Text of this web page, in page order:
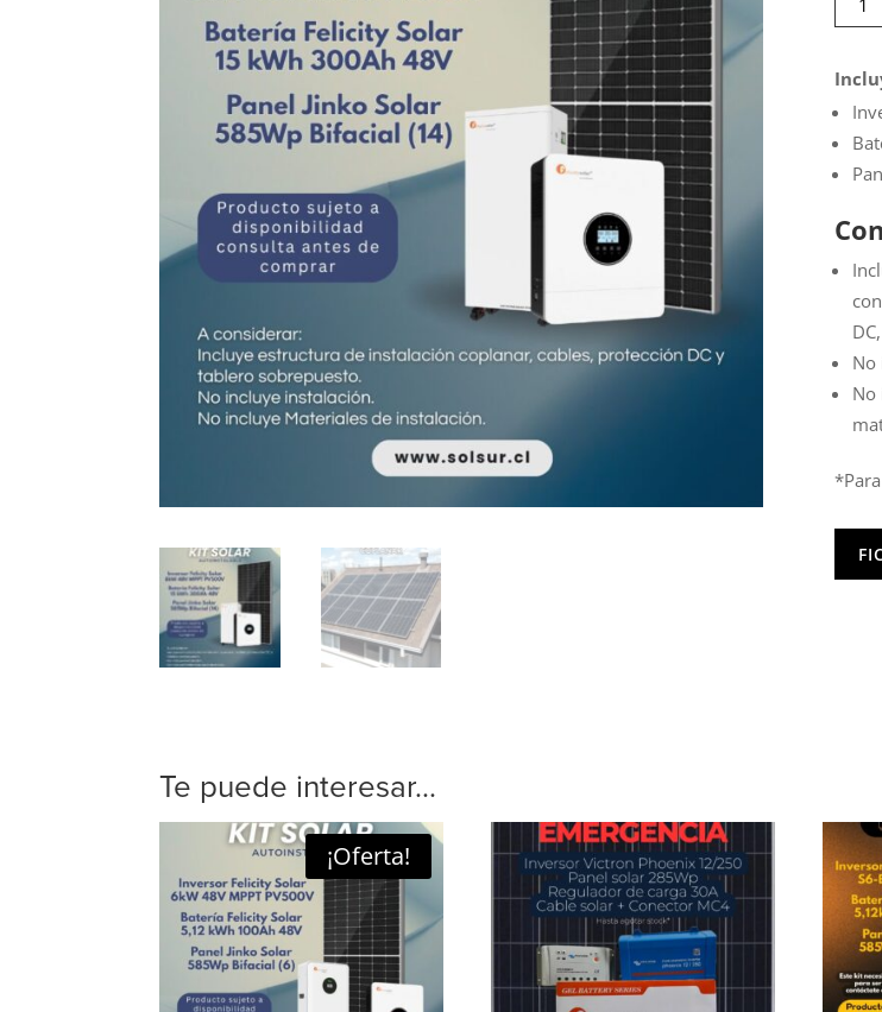
Solar
/
48 V
No
No
Te puede interesar...
¡Oferta!